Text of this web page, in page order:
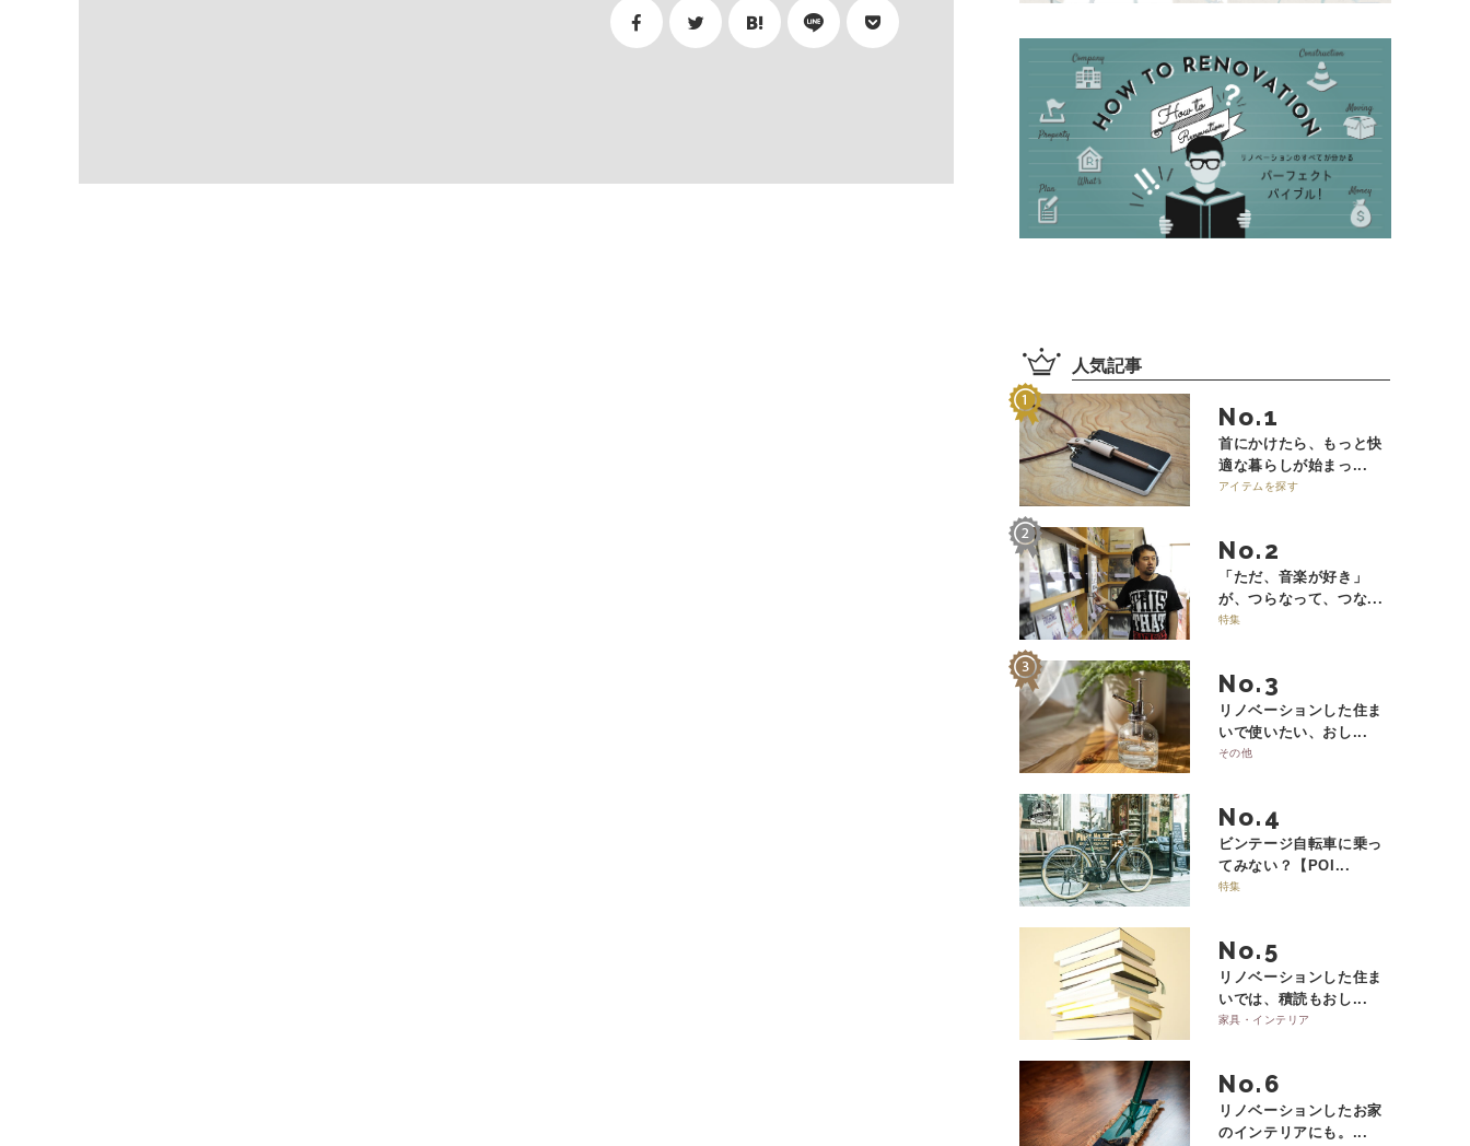
人気記事
No.
首にかけたら、もっと快
適な暮らしが始まっ...
アイテムを探す
No.
「ただ、音楽が好き」
が、つらなって、つな...
特集
No.
リノベーションした住ま
いで使いたい、おし...
その他
No.
ビンテージ自転車に乗っ
てみない？【POI...
特集
No.
リノベーションした住ま
いでは、積読もおし...
家具・インテリア
No.
リノベーションしたお家
のインテリアにも。...